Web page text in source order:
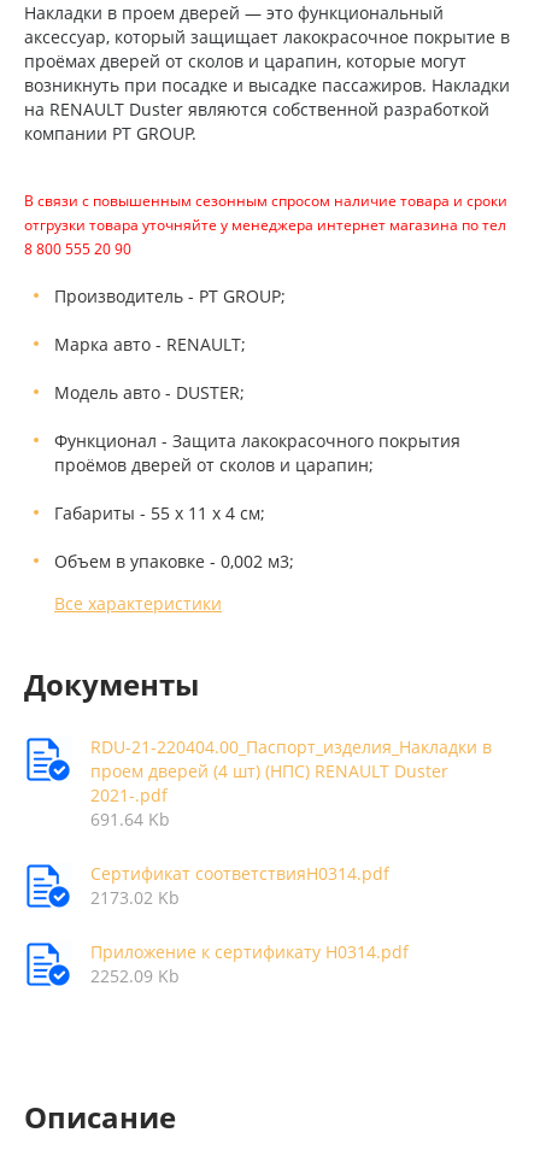
Накладки в проем дверей — это функциональный
аксессуар, который защищает лакокрасочное покрытие в
проёмах дверей от сколов и царапин, которые могут
возникнуть при посадке и высадке пассажиров. Накладки
на RENAULT Duster являются собственной разработкой
компании PT GROUP.
В связи с повышенным сезонным спросом наличие товара и сроки
отгрузки товара уточняйте у менеджера интернет магазина по тел
8 800 555 20 90
Производитель - PT GROUP;
Марка авто - RENAULT;
Модель авто - DUSTER;
Функционал - Защита лакокрасочного покрытия
проёмов дверей от сколов и царапин;
Габариты - 55 х 11 х 4 см;
Объем в упаковке - 0,002 м3;
Все характеристики
Документы
RDU-21-220404.00_Паспорт_изделия_Накладки в
проем дверей (4 шт) (НПС) RENAULT Duster
2021-.pdf
691.64 Kb
Сертификат соответствияН0314.pdf
2173.02 Kb
Приложение к сертификату Н0314.pdf
2252.09 Kb
Описание